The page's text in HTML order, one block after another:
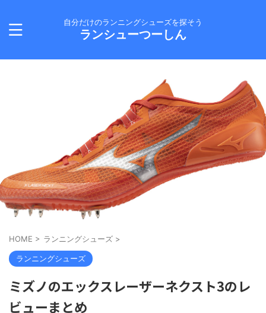
自分だけのランニングシューズを探そう
ランシューつーしん
HOME > ランニングシューズ >
ランニングシューズ
ミズノのエックスレーザーネクスト3のレ
ビューまとめ